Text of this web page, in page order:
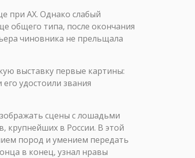
при АХ. Однако слабый
общего типа, после окончания
чиновника не прельщала
выставку первые картины:
удостоили звания
сцены с лошадьми
крупнейших в России. В этой
пород и умением передать
в конец, узнал нравы